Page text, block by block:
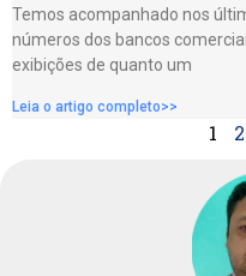
Temos acompanhado nos
números dos bancos
exibições de quanto um
Leia o artigo completo>>
1 2